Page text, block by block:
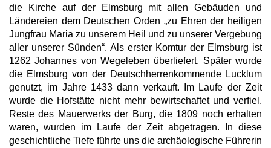
die Kirche auf der Elmsburg mit allen Gebäuden und
Ländereien dem Deutschen Orden „zu Ehren der heiligen
Jungfrau Maria zu unserem Heil und zu unserer Vergebung
aller unserer Sünden“. Als erster Komtur der Elmsburg ist
1262 Johannes von Wegeleben überliefert. Später wurde
die Elmsburg von der Deutschherrenkommende Lucklum
genutzt, im Jahre 1433 dann verkauft. Im Laufe der Zeit
wurde die Hofstätte nicht mehr bewirtschaftet und verfiel.
Reste des Mauerwerks der Burg, die 1809 noch erhalten
waren, wurden im Laufe der Zeit abgetragen. In diese
geschichtliche Tiefe führte uns die archäologische Führerin